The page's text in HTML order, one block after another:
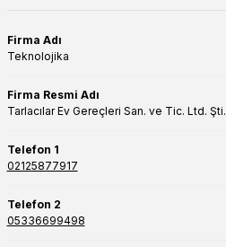
Firma Adı
Teknolojika
Firma Resmi Adı
Tarlacılar Ev Gereçleri San. ve Tic. Ltd. Şti.
Telefon 1
02125877917
Telefon 2
05336699498